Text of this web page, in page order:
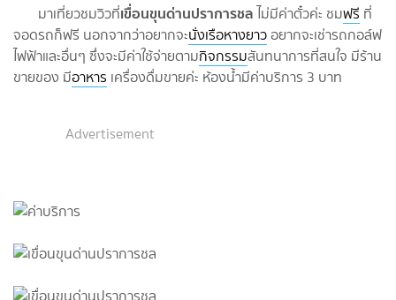
มาเที่ยวชมวิวที่เขื่อนขุนด่านปราการชลไม่มีค่าตั๋วค่ะ ชมฟรี ที่
จอดรถก็ฟรี นอกจากว่าอยากจะนั่งเรือหางยาวอยากจะเช่ารถกอล์ฟ
ไฟฟ้าและอื่นๆ ซึ่งจะมีค่าใช้จ่ายตามกิจกรรมสันทนาการที่สนใจ มีร้าน
ขายของ มีอาหาร เครื่องดื่มขายค่ะ ห้องน้ำมีค่าบริการ 3 บาท
Advertisement